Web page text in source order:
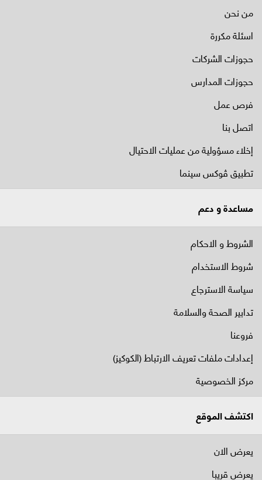
من نحن
اسئلة مكررة
حجوزات الشركات
حجوزات المدارس
فرص عمل
اتصل بنا
إخلاء مسؤولية من عمليات الاحتيال
تطبيق ڤوكس سينما
مساعدة و دعم
الشروط و الاحكام
شروط الاستخدام
سياسة الاسترجاع
تدابير الصحة والسلامة
فروعنا
إعدادات ملفات تعريف الارتباط (الكوكيز)
مركز الخصوصية
اكتشف الموقع
يعرض الان
يعرض قريبا